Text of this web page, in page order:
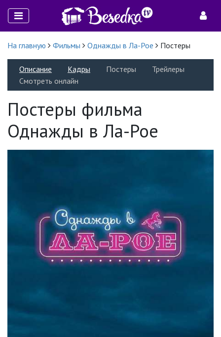
На главную Фильмы Однажды в Ла-Рое Постеры
Описание Кадры Постеры
Трейлеры
Смотреть онлайн
Постеры фильма
Однажды в Ла-Рое